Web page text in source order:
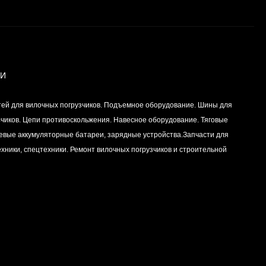
Вкладыш коренной (0,5)
(1шт - 1 половинка) для
двигателей
Цена по
запросу
для вилочных погрузчиков. Подъемное оборудование. Шины для
Цепи противоскольжения. Навесное оборудование. Тяговые
аккумуляторные батареи, зарядные устройства.Запчасти для
спецтехники. Ремонт вилочных погрузчиков и строительной